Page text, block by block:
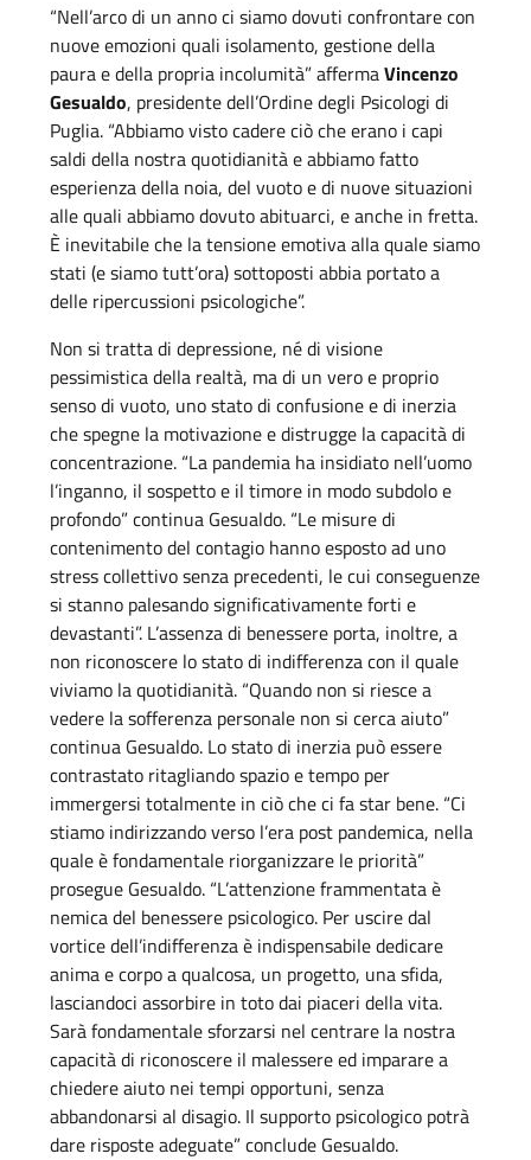
“Nell’arco di un anno ci siamo dovuti confrontare con
nuove emozioni quali isolamento, gestione della
paura e della propria incolumità” affermaVincenzo
Gesualdo, presidente dell’Ordine degli Psicologi di
Puglia. “Abbiamo visto cadere ciò che erano i capi
saldi della nostra quotidianità e abbiamo fatto
esperienza della noia, del vuoto e di nuove situazioni
alle quali abbiamo dovuto abituarci, e anche in fretta.
È inevitabile che la tensione emotiva alla quale siamo
stati (e siamo tutt’ora) sottoposti abbia portato a
delle ripercussioni psicologiche”.
Non si tratta di depressione, né di visione
pessimistica della realtà, ma di un vero e proprio
senso di vuoto, uno stato di confusione e di inerzia
che spegne la motivazione e distrugge la capacità di
concentrazione. “La pandemia ha insidiato nell’uomo
l’inganno, il sospetto e il timore in modo subdolo e
profondo” continua Gesualdo. “Le misure di
contenimento del contagio hanno esposto ad uno
stress collettivo senza precedenti, le cui conseguenze
si stanno palesando significativamente forti e
devastanti”. L’assenza di benessere porta, inoltre, a
non riconoscere lo stato di indifferenza con il quale
viviamo la quotidianità. “Quando non si riesce a
vedere la sofferenza personale non si cerca aiuto”
continua Gesualdo. Lo stato di inerzia può essere
contrastato ritagliando spazio e tempo per
immergersi totalmente in ciò che ci fa star bene. “Ci
stiamo indirizzando verso l’era post pandemica, nella
quale è fondamentale riorganizzare le priorità”
prosegue Gesualdo. “L’attenzione frammentata è
nemica del benessere psicologico. Per uscire dal
vortice dell’indifferenza è indispensabile dedicare
anima e corpo a qualcosa, un progetto, una sfida,
lasciandoci assorbire in toto dai piaceri della vita.
Sarà fondamentale sforzarsi nel centrare la nostra
capacità di riconoscere il malessere ed imparare a
chiedere aiuto nei tempi opportuni, senza
abbandonarsi al disagio. Il supporto psicologico potrà
dare risposte adeguate” conclude Gesualdo.